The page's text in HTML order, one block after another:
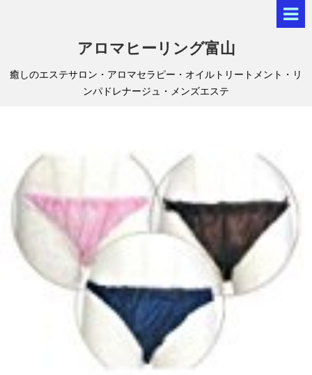
アロマヒーリング富山
癒しのエステサロン・アロマセラピー・オイルトリートメント・リ
ンパドレナージュ・メンズエステ